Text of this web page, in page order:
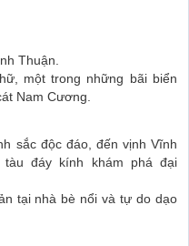
Thuận.
một trong những bãi biển
Nam Cương.
sắc độc đáo, đến vịnh Vĩnh
đáy kính khám phá đại
tại nhà bè nổi và tự do dạo